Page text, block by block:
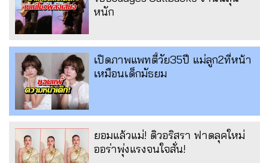
หนัก
เปิดภาพแพทตี้วัย35ปี แม่ลูก2ที่หน้า
เหมือนเด็กมัธยม
ยอมแล้วแม่! ดิวอริสรา ฟาดลุคใหม่
ออร่าพุ่งแรงจนใจสั่น!